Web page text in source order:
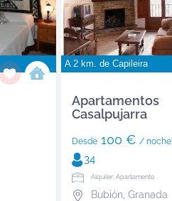
A 2 km. de Capileira
Apartamentos
Casalpujarra
Desde100 € / noche
34
Alquiler: Apartamento
Bubión, Granada